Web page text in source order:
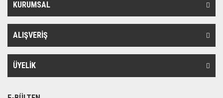
KURUMSAL
ALIŞVERİŞ
ÜYELİK